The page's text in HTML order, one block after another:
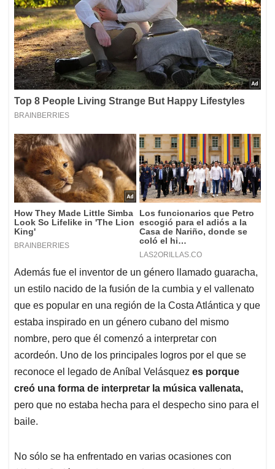
Además fue el inventor de un género llamado guaracha,
un estilo nacido de la fusión de la cumbia y el vallenato
que es popular en una región de la Costa Atlántica y que
estaba inspirado en un género cubano del mismo
nombre, pero que él comenzó a interpretar con
acordeón. Uno de los principales logros por el que se
reconoce el legado de Aníbal Velásquez es porque
creó una forma de interpretar la música vallenata,
pero que no estaba hecha para el despecho sino para el
baile.
No sólo se ha enfrentado en varias ocasiones con